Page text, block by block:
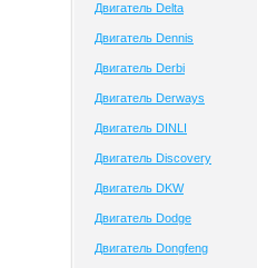
Двигатель Delta
Двигатель Dennis
Двигатель Derbi
Двигатель Derways
Двигатель DINLI
Двигатель Discovery
Двигатель DKW
Двигатель Dodge
Двигатель Dongfeng